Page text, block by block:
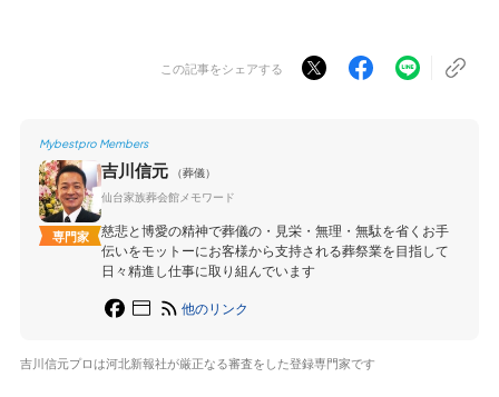
この記事をシェアする
Mybestpro Members
専門家
吉川信元
（葬儀）
仙台家族葬会館メモワード
慈悲と博愛の精神で葬儀の・見栄・無理・無駄を省くお手
伝いをモットーにお客様から支持される葬祭業を目指して
日々精進し仕事に取り組んでいます
他のリンク
吉川信元プロは河北新報社が厳正なる審査をした登録専門家です